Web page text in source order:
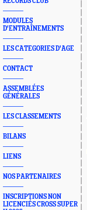
MODULES
D'ENTRAÎNEMENTS
LES CATEGORIES D'AGE
CONTACT
ASSEMBLÉES
GÉNÉRALES
LES CLASSEMENTS
BILANS
LIENS
NOS PARTENAIRES
INSCRIPTIONS NON
LICENCIÉS CROSS SUPER